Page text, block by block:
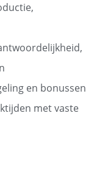
en bonussen
met vaste